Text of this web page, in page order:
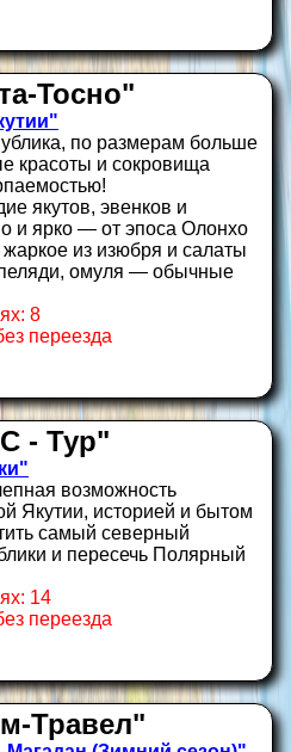
Тосно"
по размерам больше
красоты и сокровища
якутов, эвенков и
и ярко — от эпоса Олонхо
жаркое из изюбря и салаты
пеляди, омуля — обычные
8
переезда
- Тур"
возможность
Якутии, историей и бытом
самый северный
и пересечь Полярный
14
переезда
Травел"